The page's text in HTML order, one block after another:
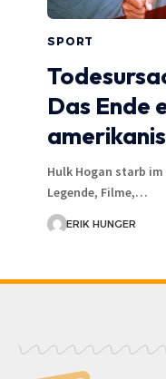
SPORT
Das Ende
Hulk Hogan starb im
Legende, Filme,…
ERIK HUNGER